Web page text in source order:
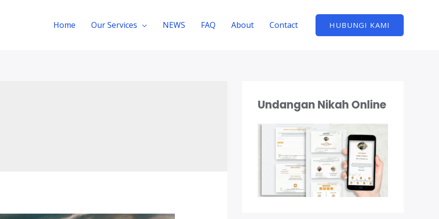
Home Our Services NEWS FAQ About Contact HUBUNGI KAMI
Undangan Nikah Online